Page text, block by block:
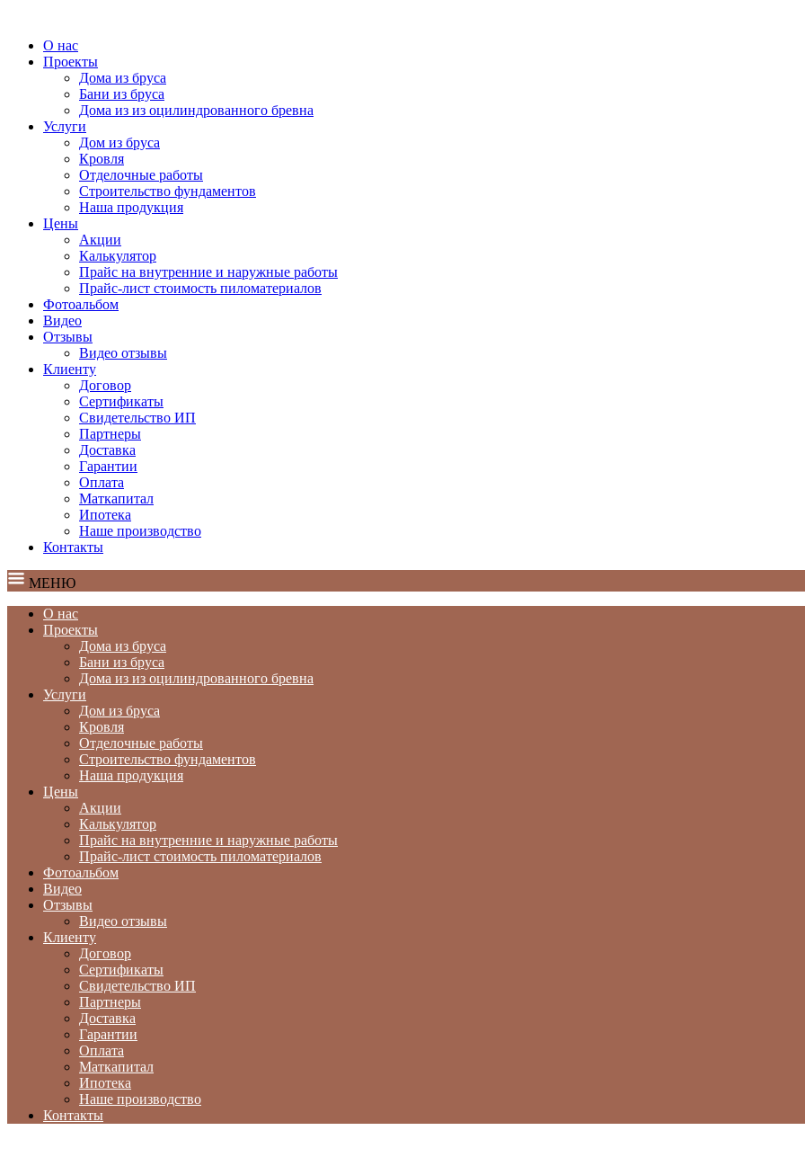
О нас
Проекты
Дома из бруса
Бани из бруса
Дома из из оцилиндрованного бревна
Услуги
Дом из бруса
Кровля
Отделочные работы
Строительство фундаментов
Наша продукция
Цены
Акции
Калькулятор
Прайс на внутренние и наружные работы
Прайс-лист стоимость пиломатериалов
Фотоальбом
Видео
Отзывы
Видео отзывы
Клиенту
Договор
Сертификаты
Свидетельство ИП
Партнеры
Доставка
Гарантии
Оплата
Маткапитал
Ипотека
Наше производство
Контакты
МЕНЮ
О нас
Проекты
Дома из бруса
Бани из бруса
Дома из из оцилиндрованного бревна
Услуги
Дом из бруса
Кровля
Отделочные работы
Строительство фундаментов
Наша продукция
Цены
Акции
Калькулятор
Прайс на внутренние и наружные работы
Прайс-лист стоимость пиломатериалов
Фотоальбом
Видео
Отзывы
Видео отзывы
Клиенту
Договор
Сертификаты
Свидетельство ИП
Партнеры
Доставка
Гарантии
Оплата
Маткапитал
Ипотека
Наше производство
Контакты